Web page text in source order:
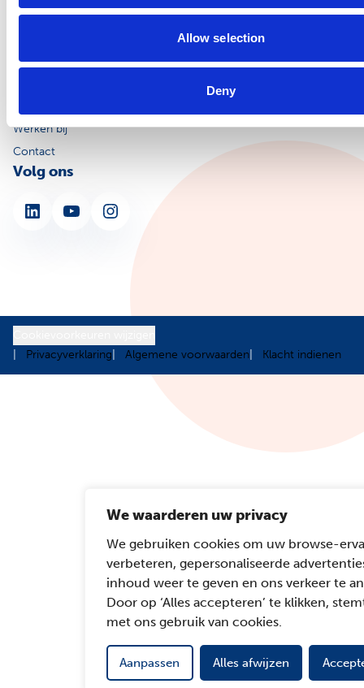
Allow selection
Deny
We waarderen uw privacy
We gebruiken cookies om uw browse-
verbeteren, gepersonaliseerde
inhoud weer te geven en ons verkeer te
Door op ‘Alles accepteren’ te klikken,
met ons gebruik van cookies.
Aanpassen Alles afwijzen
KVK: 30162193
Over ons
Werken bij
Contact
Volg ons
LinkedIn YouTube Instagram
Privacyverklaring
Algemene voorwaarden Klacht indienen